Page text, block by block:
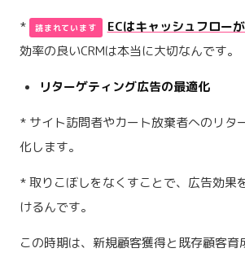
* ECはキャッシュフロー
効率の良いCRMは本当に大切なんです。
リターゲティング広告の最適化
* サイト訪問者やカート放棄者へのリタ
化します。
* 取りこぼしをなくすことで、広告効果
けるんです。
この時期は、新規顧客獲得と既存顧客育